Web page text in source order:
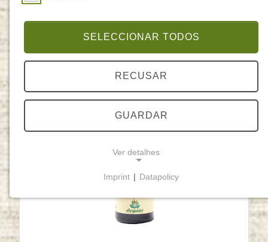
SELECCIONAR TODOS
RECUSAR
GUARDAR
Ver detalhes
Cookies necessários permitem funcionalidades
básicas e são essenciais para o funcionamento
Imprint | Datapolicy